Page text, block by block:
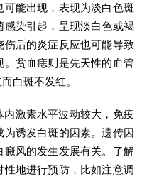
能出现，表现为淡白色斑
感染引起，呈现淡白色或褐
后的炎症反应也可能导致
贫血痣则是先天性的血管
白斑不发红。
激素水平波动较大，免疫
诱发白斑的因素。遗传因
风的发生发展有关。了解
地进行预防，比如注意调